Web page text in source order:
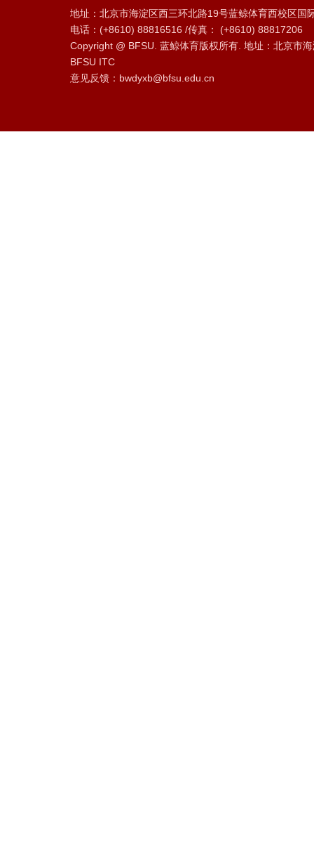
地址：北京市海淀区西三环北路19号蓝鲸体育西校区国
电话：(+8610) 88816516 /传真： (+8610) 88817206
Copyright @ BFSU. 蓝鲸体育版权所有. 地址：北京
BFSU ITC
意见反馈：bwdyxb@bfsu.edu.cn